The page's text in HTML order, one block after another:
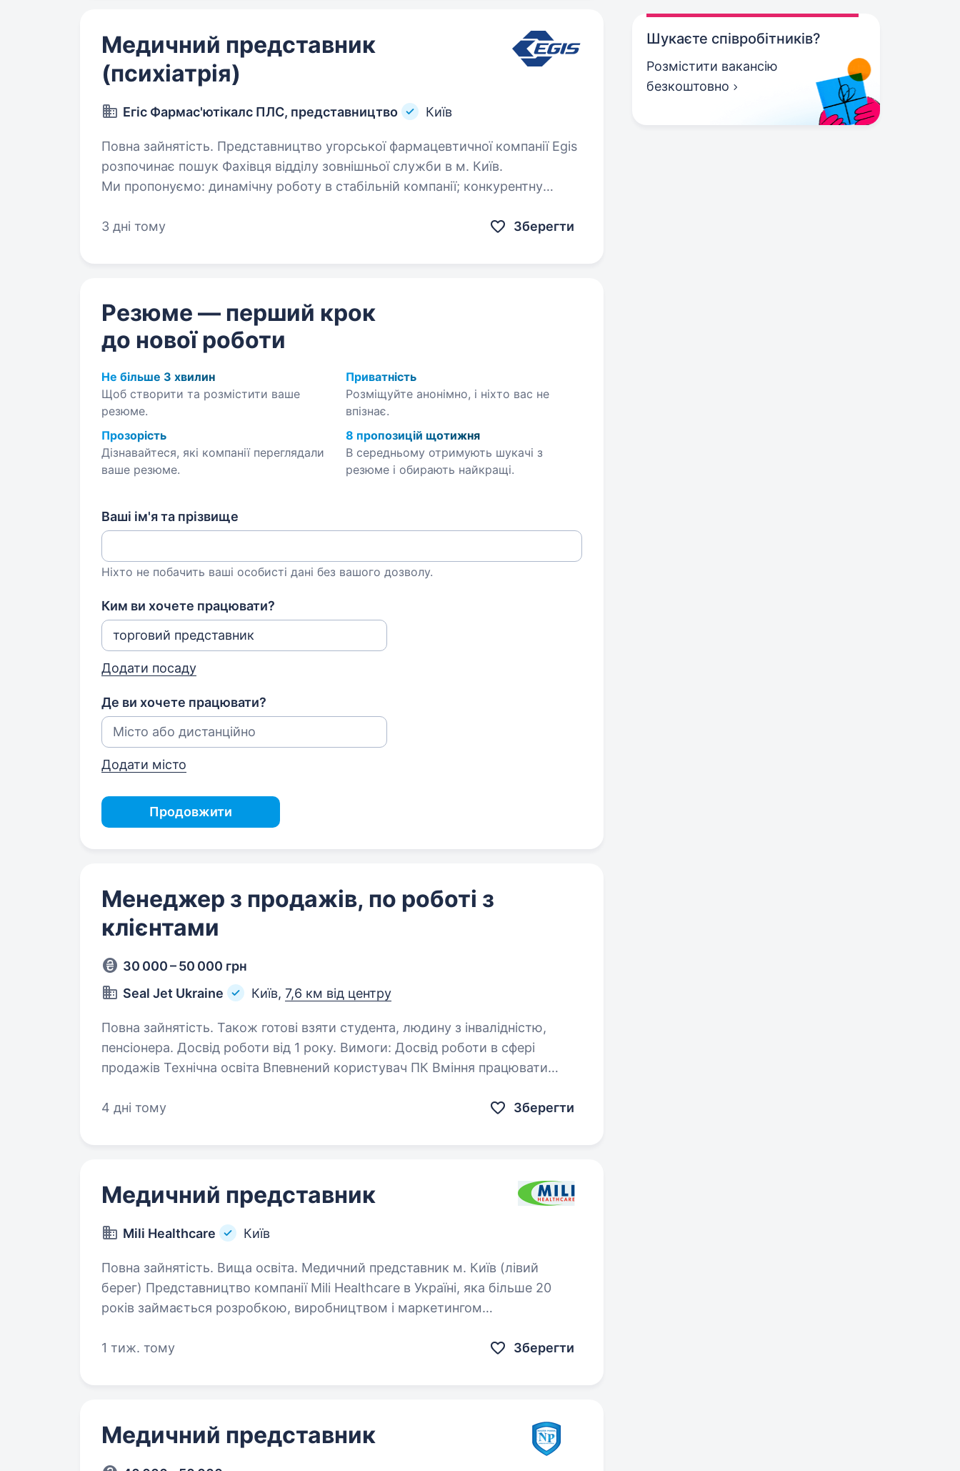
Медичний представник
(психіатрія)
Егіс Фармас'ютікалс ПЛС, представництво Київ
Повна зайнятість. Представництво угорської фармацевтичної компанії Egis
розпочинає пошук Фахівця відділу зовнішньої служби в м. Київ.
Ми пропонуємо: динамічну роботу в стабільній компанії; конкурентну
3 дні тому
Зберегти
Резюме — перший крок
до нової роботи
Не більше 3 хвилин
Щоб створити та розмістити ваше
резюме.
Приватність
Розміщуйте анонімно, і ніхто вас не
впізнає.
Прозорість
Дізнавайтеся, які компанії переглядали
ваше резюме.
8 пропозицій щотижня
В середньому отримують шукачі з
резюме і обирають найкращі.
Ваші ім'я та прізвище
Ніхто не побачить ваші особисті дані без вашого дозволу.
Ким ви хочете працювати?
Додати посаду
Де ви хочете працювати?
Додати місто
Продовжити
Менеджер з продажів, по роботі з
клієнтами
30 000 – 50 000 грн
Seal Jet Ukraine
Київ, 7,6 км від центру
Повна зайнятість. Також готові взяти студента, людину з інвалідністю,
пенсіонера. Досвід роботи від 1 року. Вимоги: Досвід роботи в сфері
продажів Технічна освіта Впевнений користувач ПК Вміння працювати
4 дні тому Зберегти
Медичний представник
Mili Healthcare Київ
Повна зайнятість. Вища освіта. Медичний представник м. Київ (лівий
берег) Представництво компанії Mili Healthcare в Україні, яка більше 20
років займається розробкою, виробництвом і маркетингом
1 тиж. тому
Зберегти
Медичний представник
Шукаєте співробітників?
Розмістити вакансію
безкоштовно